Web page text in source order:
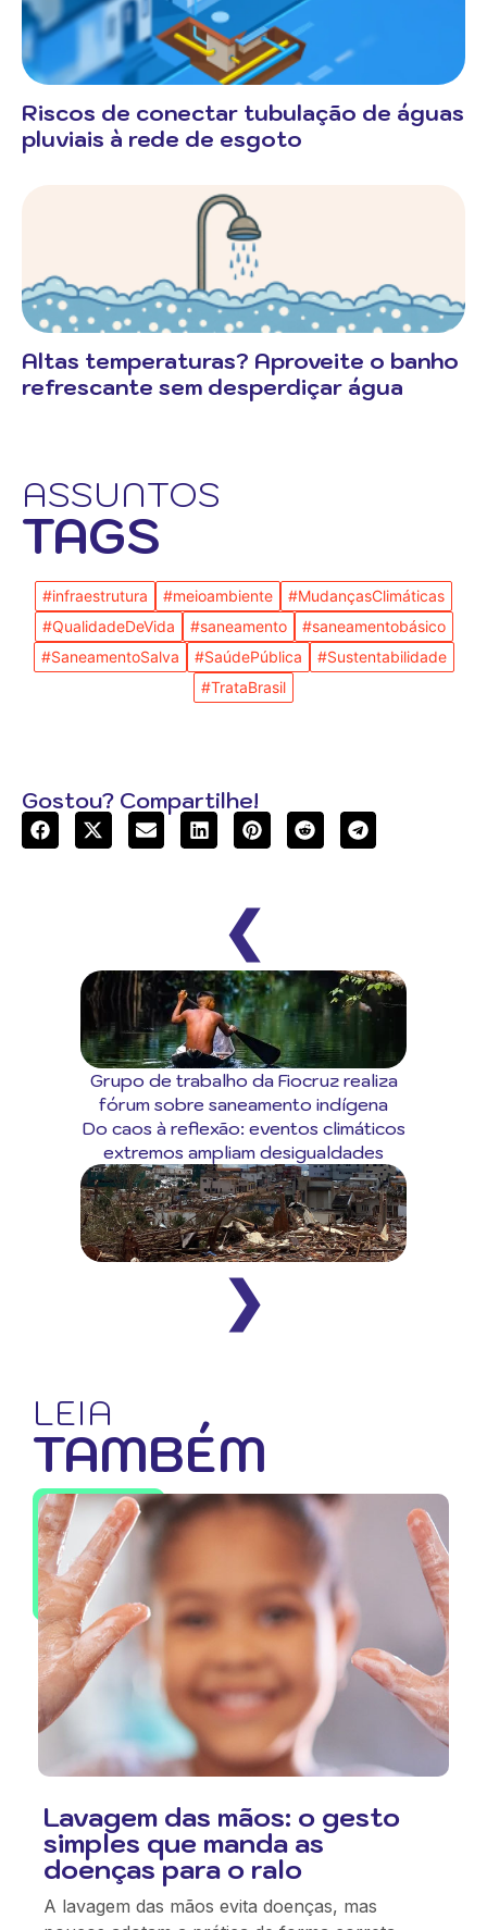
Riscos de conectar tubulação de águas
pluviais à rede de esgoto
Altas temperaturas? Aproveite o banho
refrescante sem desperdiçar água
ASSUNTOS
TAGS
#infraestrutura #meioambiente
#MudançasClimáticas
#QualidadeDeVida
#saneamento
#saneamentobásico
#SaneamentoSalva
#SaúdePública
#Sustentabilidade
#TrataBrasil
Gostou? Compartilhe!
❮
Grupo de trabalho da Fiocruz realiza
fórum sobre saneamento indígena
Do caos à reflexão: eventos climáticos
extremos ampliam desigualdades
❯
LEIA
TAMBÉM
Lavagem das mãos: o gesto
simples que manda as
doenças para o ralo
A lavagem das mãos evita doenças, mas